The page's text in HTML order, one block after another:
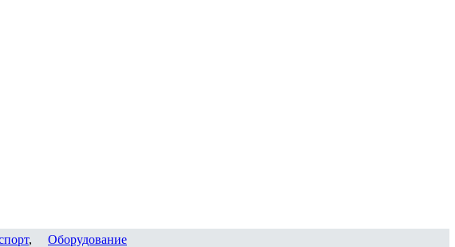
, Оборудование